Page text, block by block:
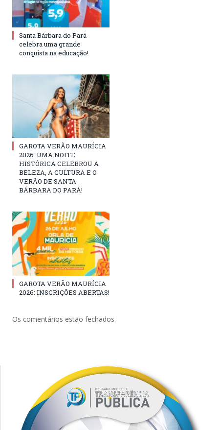
Santa Bárbara do Pará
celebra uma grande
conquista na educação!
GAROTA VERÃO MAURÍCIA
2026: UMA NOITE
HISTÓRICA CELEBROU A
BELEZA, A CULTURA E O
VERÃO DE SANTA
BÁRBARA DO PARÁ!
GAROTA VERÃO MAURÍCIA
2026: INSCRIÇÕES ABERTAS!
Os comentários estão fechados.